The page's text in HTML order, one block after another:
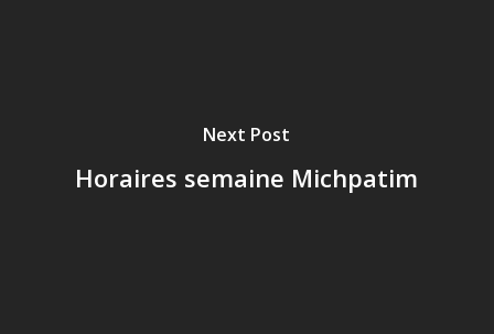
Next Post
Horaires semaine Michpatim